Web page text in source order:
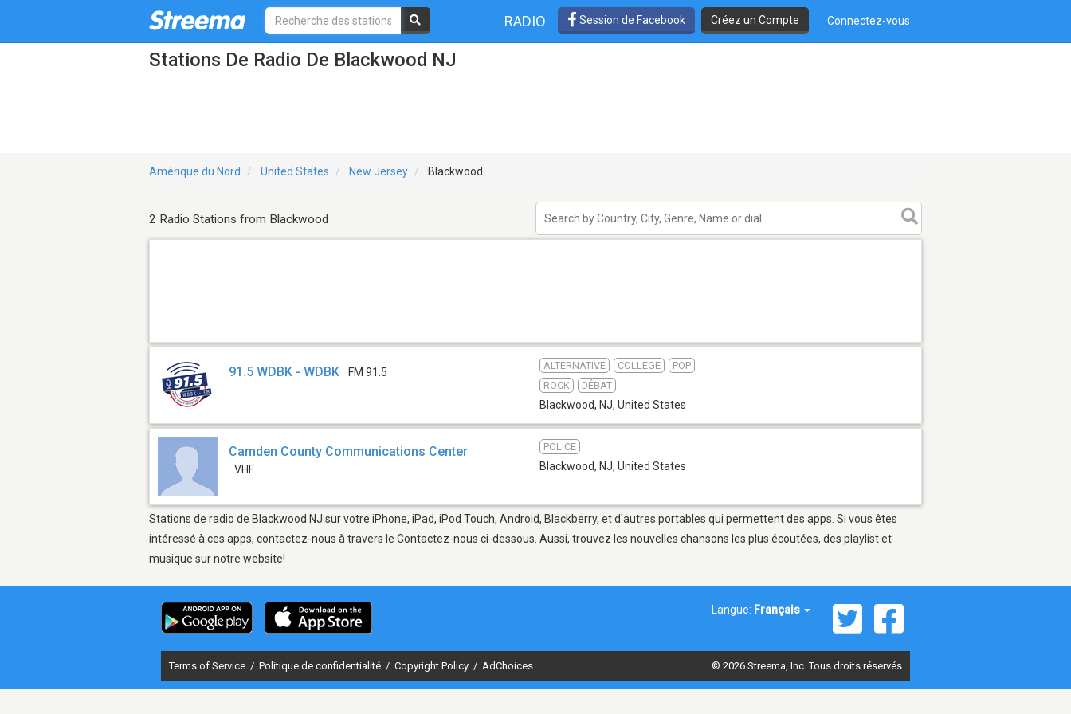
RADIO Session de Facebook Créez un Compte Connectez-vous
Stations De Radio De Blackwood NJ
Amérique du Nord United States New Jersey Blackwood
2 Radio Stations from Blackwood
91.5 WDBK - WDBK FM 91.5
ALTERNATIVE COLLEGE
POP
ROCK
DÉBAT
Blackwood, NJ, United States
Camden County Communications Center
VHF
POLICE
Blackwood, NJ, United States
Stations de radio de Blackwood NJ sur votre iPhone, iPad, iPod Touch, Android, Blackberry, et d'autres portables qui permettent des apps. Si vous êtes
intéressé à ces apps, contactez-nous à travers le Contactez-nous ci-dessous. Aussi, trouvez les nouvelles chansons les plus écoutées, des playlist et
musique sur notre website!
Langue: Français
Terms of Service / Politique de confidentialité / Copyright Policy / AdChoices © 2026 Streema, Inc. Tous droits réservés